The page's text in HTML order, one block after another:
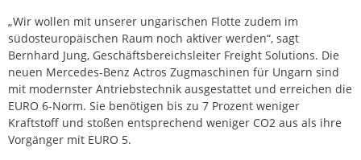
„Wir wollen mit unserer ungarischen Flotte zudem im
südosteuropäischen Raum noch aktiver werden“, sagt
Bernhard Jung, Geschäftsbereichsleiter Freight Solutions. Die
neuen Mercedes-Benz Actros Zugmaschinen für Ungarn sind
mit modernster Antriebstechnik ausgestattet und erreichen die
EURO 6-Norm. Sie benötigen bis zu 7 Prozent weniger
Kraftstoff und stoßen entsprechend weniger CO2 aus als ihre
Vorgänger mit EURO 5.